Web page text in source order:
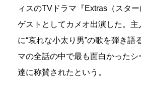
ィスのTVドラマ『Extras（スタ
ゲストとしてカメオ出演した。主
に“哀れな小太り男”の歌を弾き語
マの全話の中で最も面白かった
達に称賛されたという。